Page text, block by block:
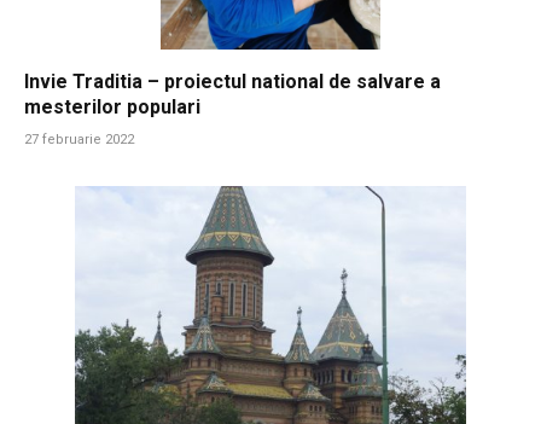
Invie Traditia – proiectul national de salvare a
mesterilor populari
27 februarie 2022